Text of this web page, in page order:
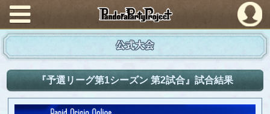
PandoraPartyProject
公式大会
『予選リーグ第1シーズン 第2試合』試合結果